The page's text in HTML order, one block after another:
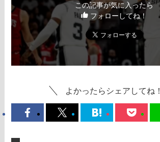
この記事が気に入ったら
フォローしてね！
よかったらシェアしてね！